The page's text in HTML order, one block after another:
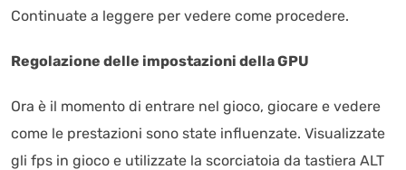
Continuate a leggere per vedere come procedere.
Regolazione delle impostazioni della GPU
Ora è il momento di entrare nel gioco, giocare e vedere
come le prestazioni sono state influenzate. Visualizzate
gli fps in gioco e utilizzate la scorciatoia da tastiera ALT